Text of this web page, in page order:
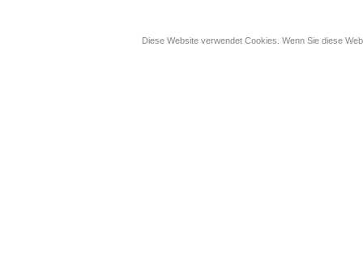
Diese Website verwendet Cookies. Wenn Sie diese